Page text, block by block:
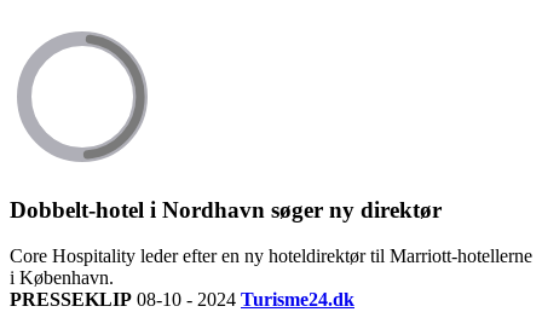
Dobbelt-hotel i Nordhavn søger ny direktør
Core Hospitality leder efter en ny hoteldirektør til Marriott-hotellerne
i København.
PRESSEKLIP 08-10 - 2024 Turisme24.dk